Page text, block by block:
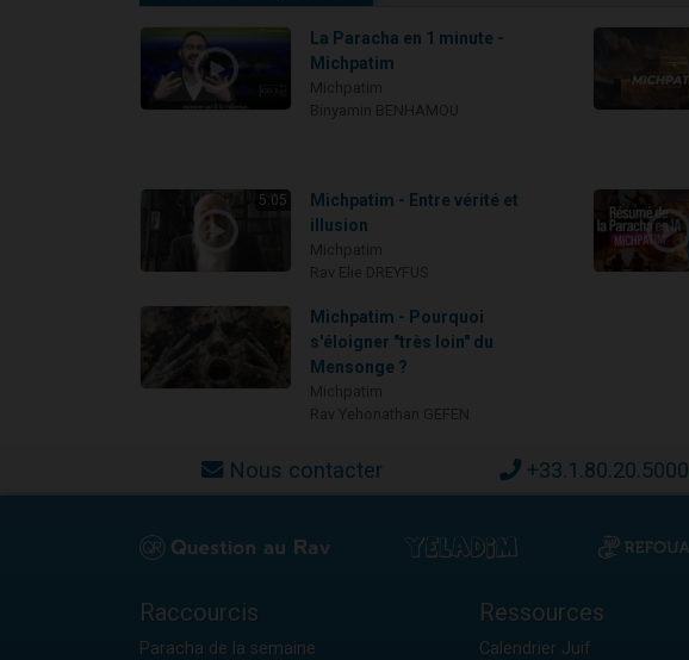
La Paracha en 1 minute -
Michpatim
5:05
Michpatim - Entre vérité et
illusion
Michpatim - Pourquoi
s'éloigner "très loin" du
Mensonge ?
Nous contacter +33.1.80.20.5000
Raccourcis
Paracha de la semaine
Ressources
Calendrier Juif